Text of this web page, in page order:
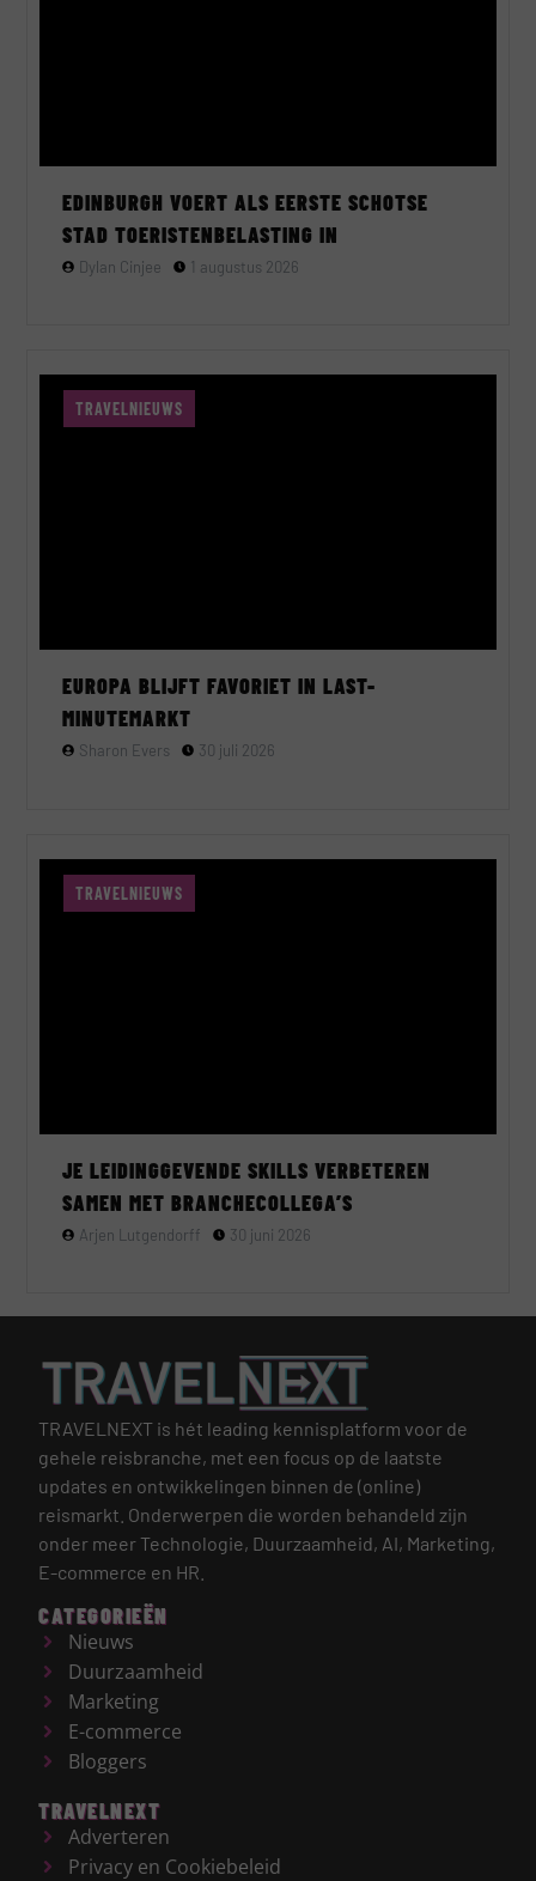
EDINBURGH VOERT ALS EERSTE SCHOTSE
STAD TOERISTENBELASTING IN
Dylan Cinjee 1 augustus 2026
TRAVELNIEUWS
EUROPA BLIJFT FAVORIET IN LAST-
MINUTEMARKT
Sharon Evers 30 juli 2026
TRAVELNIEUWS
JE LEIDINGGEVENDE SKILLS VERBETEREN
SAMEN MET BRANCHECOLLEGA’S
Arjen Lutgendorff 30 juni 2026
TRAVELNEXT is hét leading kennisplatform voor de
gehele reisbranche, met een focus op de laatste
updates en ontwikkelingen binnen de (online)
reismarkt. Onderwerpen die worden behandeld zijn
onder meer Technologie, Duurzaamheid, AI, Marketing,
E-commerce en HR.
CATEGORIEËN
Nieuws
Duurzaamheid
Marketing
E-commerce
Bloggers
TRAVELNEXT
Adverteren
Privacy en Cookiebeleid